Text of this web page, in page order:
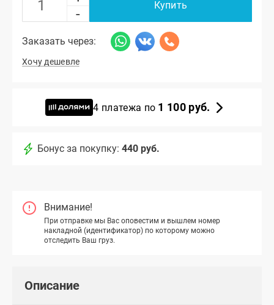
-
Купить
Заказать через:
Хочу дешевле
4 платежа по 1 100 руб.
Бонус за покупку: 440 руб.
Внимание!
При отправке мы Вас оповестим и вышлем номер
накладной (идентификатор) по которому можно
отследить Ваш груз.
Описание